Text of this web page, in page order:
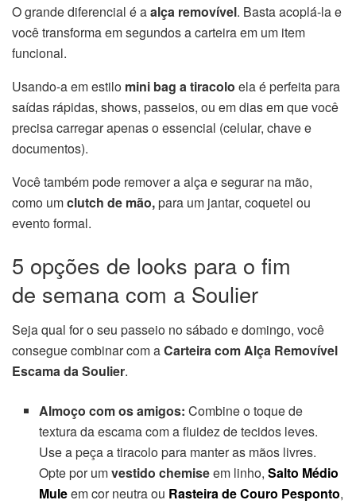
O grande diferencial é aalça removível. Basta acoplá-la e
você transforma em segundos a carteira em um item
funcional.
Usando-a em estilo mini bag a tiracolo ela é perfeita para
saídas rápidas, shows, passeios, ou em dias em que você
precisa carregar apenas o essencial (celular, chave e
documentos).
Você também pode remover a alça e segurar na mão,
como umclutch de mão,para um jantar, coquetel ou
evento formal.
5 opções de looks para o fim
de semana com a Soulier
Seja qual for o seu passeio no sábado e domingo, você
consegue combinar com aCarteira com Alça Removível
Escama da Soulier.
Almoço com os amigos:Combine o toque de
textura da escama com a fluidez de tecidos leves.
Use a peça a tiracolo para manter as mãos livres.
Opte por umvestido chemiseem linho,Salto Médio
Muleem cor neutra ou Rasteira de Couro Pesponto,